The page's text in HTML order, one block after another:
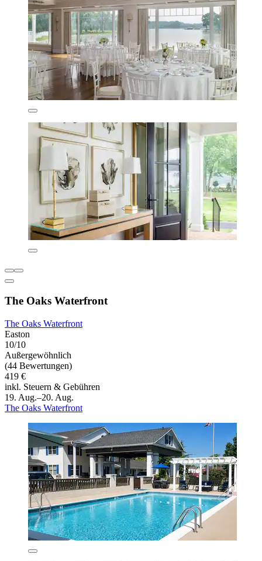
The Oaks Waterfront
The Oaks Waterfront
Easton
10/10
Außergewöhnlich
(44 Bewertungen)
419 €
inkl. Steuern & Gebühren
19. Aug.–20. Aug.
The Oaks Waterfront